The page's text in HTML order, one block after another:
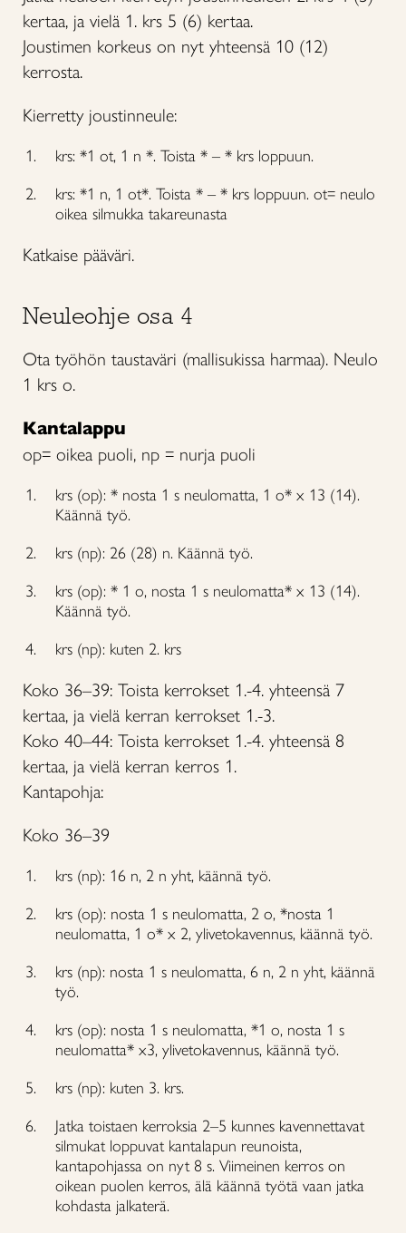
kertaa, ja vielä 1. krs 5 (6) kertaa.
Joustimen korkeus on nyt yhteensä 10 (12)
kerrosta.
Kierretty joustinneule:
krs: *1 ot, 1 n *. Toista * – * krs loppuun.
krs: *1 n, 1 ot*. Toista * – * krs loppuun. ot= neulo
oikea silmukka takareunasta
Katkaise pääväri.
Neuleohje osa 4
Ota työhön taustaväri (mallisukissa harmaa). Neulo
1 krs o.
Kantalappu
op= oikea puoli, np = nurja puoli
krs (op): * nosta 1 s neulomatta, 1 o* x 13 (14).
Käännä työ.
krs (np): 26 (28) n. Käännä työ.
krs (op): * 1 o, nosta 1 s neulomatta* x 13 (14).
Käännä työ.
krs (np): kuten 2. krs
Koko 36–39: Toista kerrokset 1.-4. yhteensä 7
kertaa, ja vielä kerran kerrokset 1.-3.
Koko 40–44: Toista kerrokset 1.-4. yhteensä 8
kertaa, ja vielä kerran kerros 1.
Kantapohja:
Koko 36–39
krs (np): 16 n, 2 n yht, käännä työ.
krs (op): nosta 1 s neulomatta, 2 o, *nosta 1
neulomatta, 1 o* x 2, ylivetokavennus, käännä työ.
krs (np): nosta 1 s neulomatta, 6 n, 2 n yht, käännä
työ.
krs (op): nosta 1 s neulomatta, *1 o, nosta 1 s
neulomatta* x3, ylivetokavennus, käännä työ.
krs (np): kuten 3. krs.
Jatka toistaen kerroksia 2–5 kunnes kavennettavat
silmukat loppuvat kantalapun reunoista,
kantapohjassa on nyt 8 s. Viimeinen kerros on
oikean puolen kerros, älä käännä työtä vaan jatka
kohdasta jalkaterä.